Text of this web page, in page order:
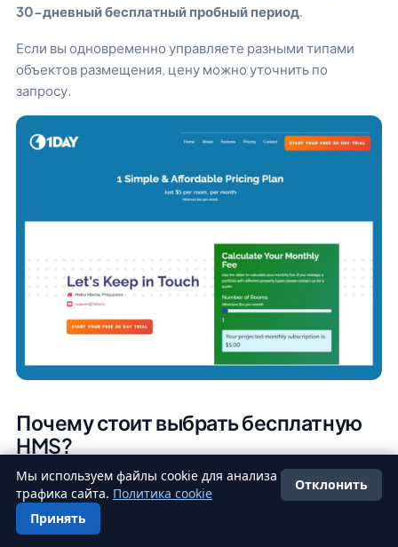
30-дневный бесплатный пробный период.
Если вы одновременно управляете разными типами
объектов размещения, цену можно уточнить по
запросу.
Почему стоит выбрать бесплатную
HMS?
Если вы только начинаете или у вас ограниченный
бюджет, бесплатные системы управления отелем
могут стать отличным способом
почву и понять, насколько они соответствуют целям
Мы используем файлы cookie для анализа
трафика сайта. Политика cookie
Отклонить
Принять
Русский